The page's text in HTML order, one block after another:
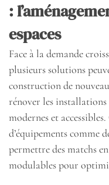
:
espaces
Face à la demande
plusieurs solutions
construction de
rénover les
modernes et
d’équipements comme
permettre des matchs
modulables pour